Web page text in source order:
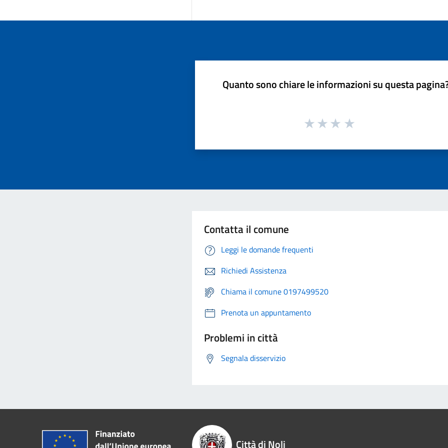
Quanto sono chiare le informazioni su questa
Contatta il comune
Leggi le domande frequenti
Richiedi Assistenza
Chiama il comune 0197499520
Prenota un appuntamento
Problemi in città
Segnala disservizio
Città di Noli